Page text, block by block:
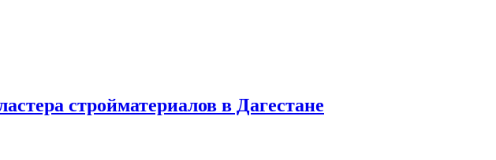
стройматериалов в Дагестане